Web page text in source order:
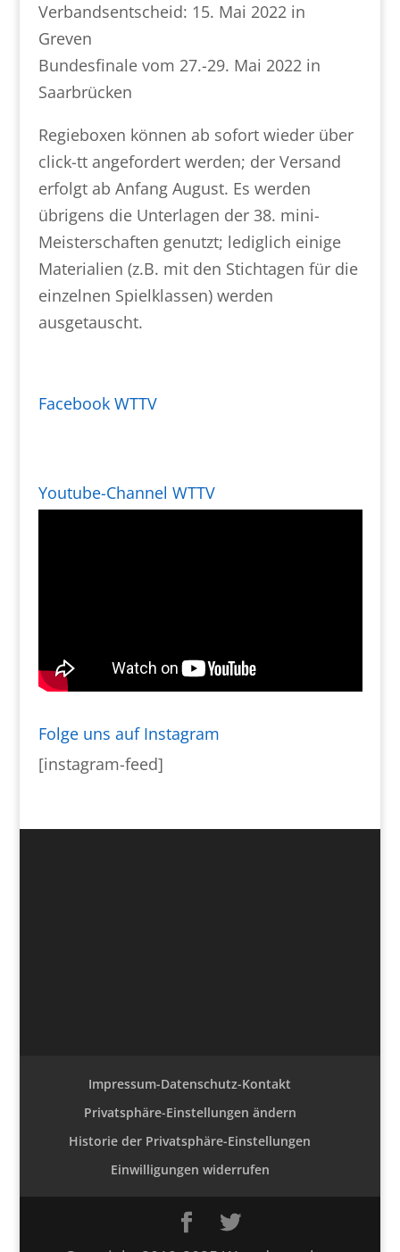
Verbandsentscheid: 15. Mai 2022 in
Greven
Bundesfinale vom 27.-29. Mai 2022 in
Saarbrücken
Regieboxen können ab sofort wieder über
click-tt angefordert werden; der Versand
erfolgt ab Anfang August. Es werden
übrigens die Unterlagen der 38. mini-
Meisterschaften genutzt; lediglich einige
Materialien (z.B. mit den Stichtagen für die
einzelnen Spielklassen) werden
ausgetauscht.
Facebook WTTV
Youtube-Channel WTTV
Folge uns auf Instagram
[instagram-feed]
Impressum-Datenschutz-Kontakt
Privatsphäre-Einstellungen ändern
Historie der Privatsphäre-Einstellungen
Einwilligungen widerrufen